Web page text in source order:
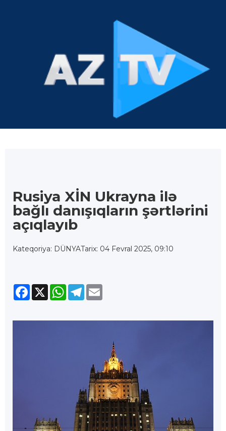
Rusiya XİN Ukrayna ilə
bağlı danışıqların şərtlərini
açıqlayıb
Kateqoriya: DÜNYATarix: 04 Fevral 2025, 09:10
Facebook
X WhatsApp
Telegram